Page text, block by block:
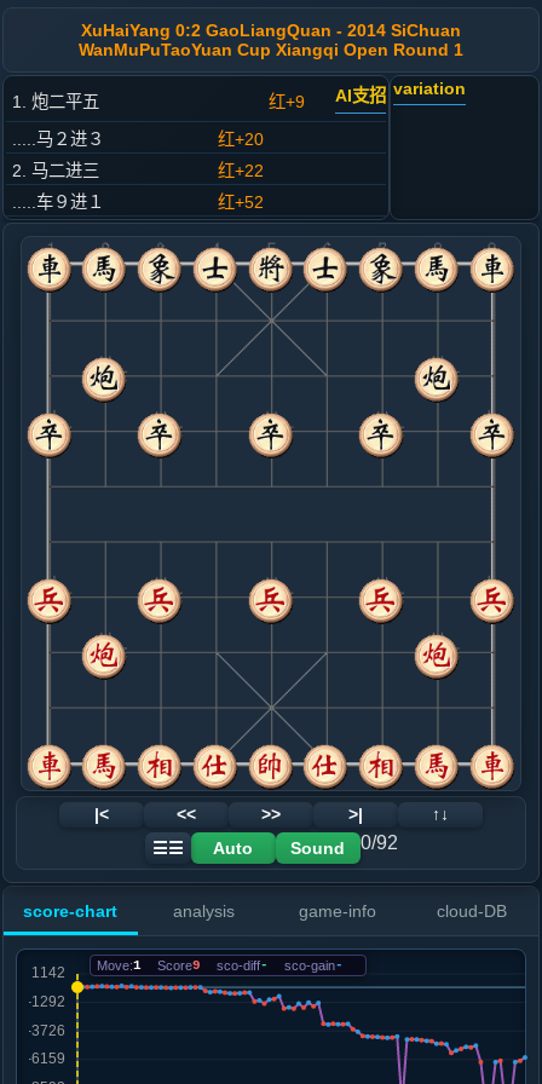
XuHaiYang 0:2 GaoLiangQuan - 2014 SiChuan
WanMuPuTaoYuan Cup Xiangqi Open Round 1
1. 炮二平五 红+9 AI支招
.....马２进３
红+20
2. 马二进三
红+22
.....车９进１
红+52
3. 车一平二
红+78
.....马８进９
红+99
4. 兵七进一
红+71
.....车９平４
红+44
5. 马八进七
红+26
.....车４进５
6. 相七进九
红+16
炮八进四
.....砲８平７
红+89
车４平３
7. 车二进四
红+0
兵三进一
8. 车二平六
黑+17
马三退五
.....车４平３
黑+16
9. 车九平七
黑+8
.....士４进５
10. 炮五平四
黑+31
炮八退一
.....车３平１
黑+45
黑+23
.....车１退２
黑+23
12. 炮八平九
黑+31
兵三进一
黑+4
车１平２
13. 仕四进五
黑+6
车七平八
.....砲２平１
黑+414
15. 兵七进一
黑+345
.....卒３进１
16. 炮四平八
variation
|< << >> >|
↑↓
☰☰
Auto Sound 0/92
score-chart analysis game-info cloud-DB
Move:1 Score9 sco-diff- sco-gain-